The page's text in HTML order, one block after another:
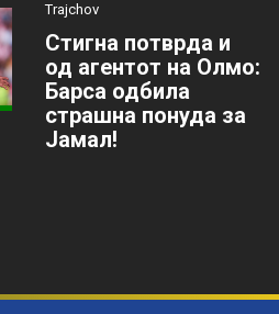
Trajchov
Стигна потврда и
од агентот на Олмо:
Барса одбила
страшна понуда за
Јамал!